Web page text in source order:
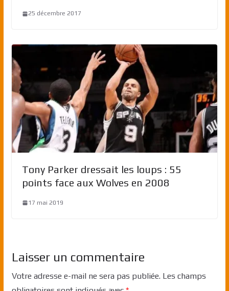
25 décembre 2017
Tony Parker dressait les loups : 55
points face aux Wolves en 2008
17 mai 2019
Laisser un commentaire
Votre adresse e-mail ne sera pas publiée. Les champs